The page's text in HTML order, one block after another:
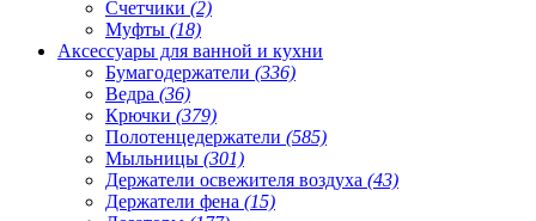
Счетчики (2)
Муфты (18)
Аксессуары для ванной и кухни
Бумагодержатели (336)
Ведра (36)
Крючки (379)
Полотенцедержатели (585)
Мыльницы (301)
Держатели освежителя воздуха (43)
Держатели фена (15)